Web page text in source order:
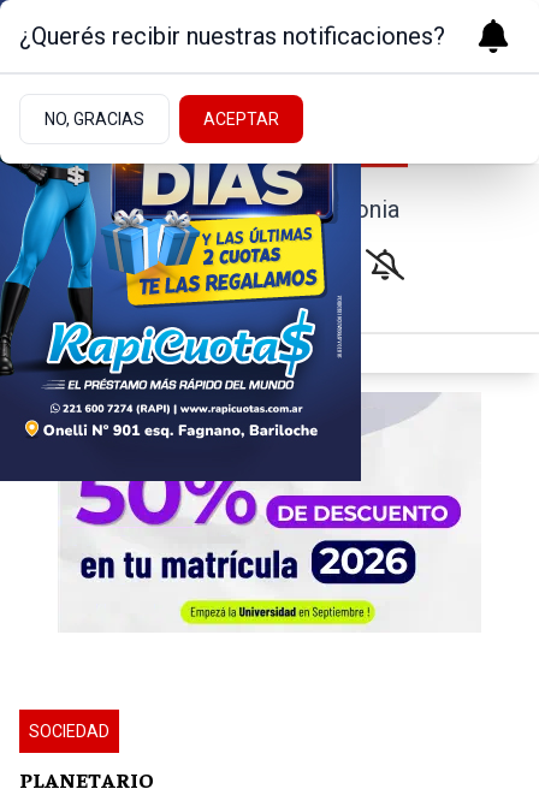
Noticias de la Patagonia
SOCIEDAD
PLANETARIO
¿Querés recibir nuestras notificaciones?
NO, GRACIAS ACEPTAR